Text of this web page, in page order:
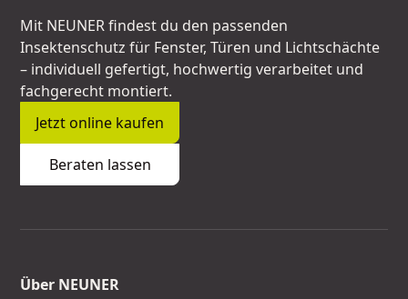
Mit NEUNER findest du den passenden
Insektenschutz für Fenster, Türen und Lichtschächte
– individuell gefertigt, hochwertig verarbeitet und
fachgerecht montiert.
Jetzt online kaufen
Beraten lassen
Über NEUNER